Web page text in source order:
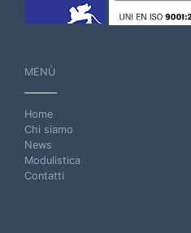
MENÙ
Home
Chi siamo
News
Modulistica
Contatti